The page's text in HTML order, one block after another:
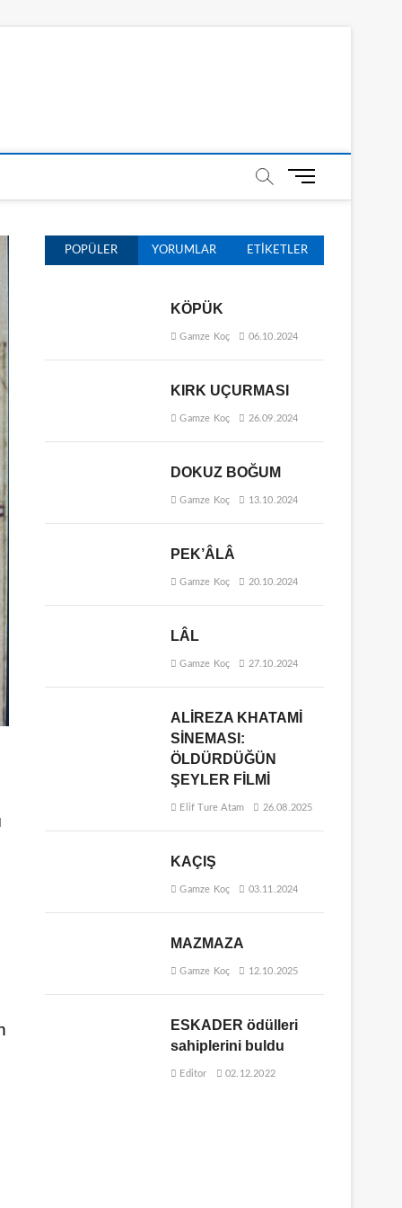
M
ü
D
e
POPÜLER YORUMLAR ETIKETLER
KÖPÜK
Gamze Koç 06.10.2024
KIRK UÇURMASI
Gamze Koç 26.09.2024
DOKUZ BOĞUM
Gamze Koç 13.10.2024
PEK’ÂLÂ
Gamze Koç 20.10.2024
LÂL
Gamze Koç 27.10.2024
ALİREZA KHATAMİ
SİNEMASI:
ÖLDÜRDÜĞÜN
ŞEYLER FİLMİ
Elif Ture Atam 26.08.2025
KAÇIŞ
Gamze Koç 03.11.2024
MAZMAZA
Gamze Koç 12.10.2025
ESKADER ödülleri
sahiplerini buldu
Editor 02.12.2022